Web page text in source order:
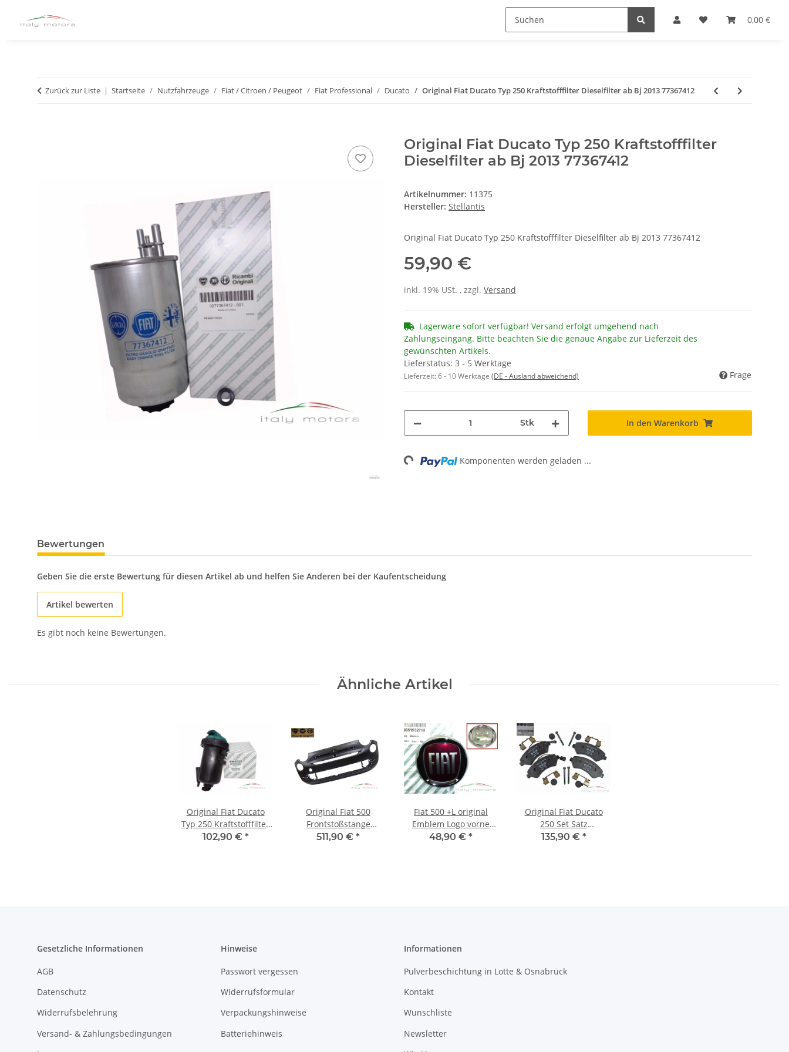
0,00 €
Zurück zur Liste Startseite Nutzfahrzeuge Fiat / Citroen / Peugeot Fiat Professional Ducato Original Fiat Ducato Typ 250 Kraftstofffilter Dieselfilter ab Bj 2013 77367412
Original Fiat Ducato Typ 250 Kraftstofffilter
Dieselfilter ab Bj 2013 77367412
Artikelnummer: 11375
Hersteller: Stellantis
Original Fiat Ducato Typ 250 Kraftstofffilter Dieselfilter ab Bj 2013 77367412
59,90 €
inkl. 19% USt. , zzgl. Versand
Lagerware sofort verfügbar! Versand erfolgt umgehend nach
Zahlungseingang. Bitte beachten Sie die genaue Angabe zur Lieferzeit des
gewünschten Artikels.
Lieferstatus: 3 - 5 Werktage
Lieferzeit:6 - 10 Werktage (DE - Ausland abweichend) Frage
Stk In den Warenkorb
Loading... Komponenten werden geladen ...
Bewertungen
Geben Sie die erste Bewertung für diesen Artikel ab und helfen Sie Anderen bei der Kaufentscheidung
Artikel bewerten
Es gibt noch keine Bewertungen.
Ähnliche Artikel
Original Fiat Ducato
Typ 250 Kraftstofffilter
Dieselfilter ab Bj 06
102,90 € *
Original Fiat 500
Frontstoßstange
Stoßstange vorne
511,90 € *
Fiat 500 +L original
Emblem Logo vorne
Kühlergrill
48,90 € *
Original Fiat Ducato
250 Set Satz
Bremsbeläge vorne
135,90 € *
Gesetzliche Informationen
AGB
Datenschutz
Widerrufsbelehrung
Versand- & Zahlungsbedingungen
Hinweise
Passwort vergessen
Widerrufsformular
Verpackungshinweise
Batteriehinweis
Informationen
Pulverbeschichtung in Lotte & Osnabrück
Kontakt
Wunschliste
Newsletter